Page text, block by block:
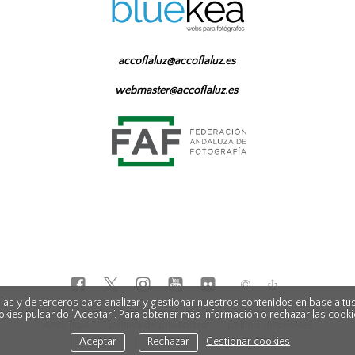
accoflaluz@accoflaluz.es
webmaster@accoflaluz.es
y de terceros para analizar y gestionar nuestros contenidos en base a
pulsando “Aceptar”. Para obtener más información o rechazar las
Aceptar Rechazar Gestionar cookies